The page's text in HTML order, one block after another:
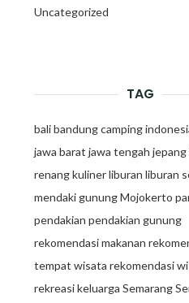
Uncategorized
TAG
bali bandung camping
jawa barat jawa tengah jepang
renang kuliner liburan liburan
mendaki gunung Mojokerto
pendakian pendakian gunung
rekomendasi makanan
tempat wisata rekomendasi
rekreasi keluarga Semarang